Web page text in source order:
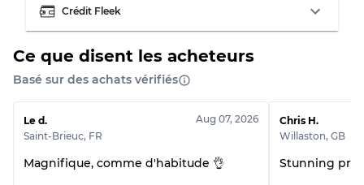
Crédit Fleek
Ce que disent les acheteurs
Basé sur des achats vérifiés
Le d.
Saint-Brieuc, FR
Aug 07, 2026
Magnifique, comme d'habitude 👌
Chris H.
Willaston, GB
Stunning